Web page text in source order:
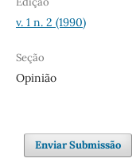
v. 1 n. 2 (1990)
Seção
Opinião
Enviar Submissão